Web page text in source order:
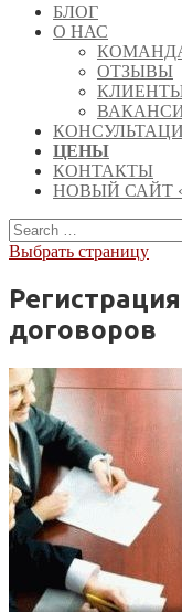
БЛОГ
О НАС
ОТЗЫВЫ
ЦЕНЫ
КОНТАКТЫ
НОВЫЙ САЙТ
Выбрать страницу
договоров